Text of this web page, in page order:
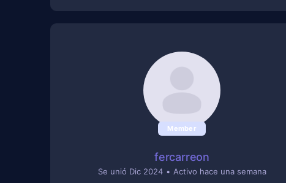
Member
fercarreon
Se unió Dic 2024 • Activo hace una semana